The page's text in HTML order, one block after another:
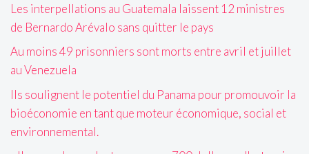
Les interpellations au Guatemala laissent 12 ministres
de Bernardo Arévalo sans quitter le pays
Au moins 49 prisonniers sont morts entre avril et juillet
au Venezuela
Ils soulignent le potentiel du Panama pour promouvoir la
bioéconomie en tant que moteur économique, social et
environnemental.